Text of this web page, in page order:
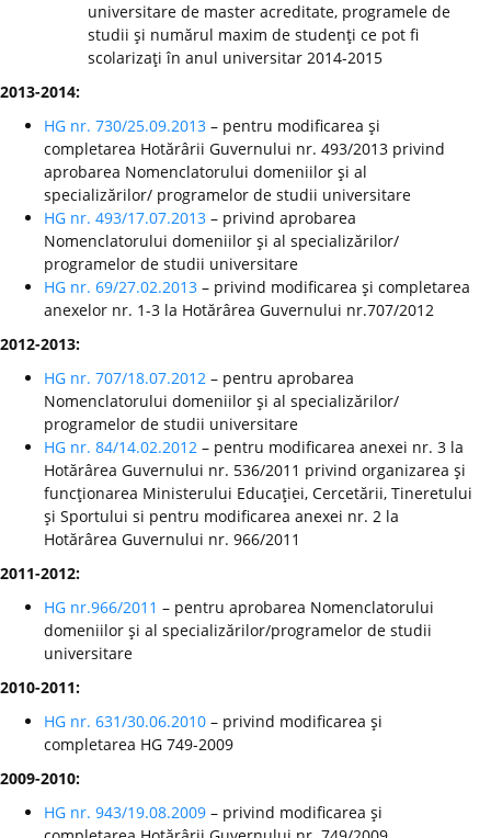
universitare de master acreditate, programele de
studii şi numărul maxim de studenţi ce pot fi
scolarizaţi în anul universitar 2014-2015
2013-2014:
HG nr. 730/25.09.2013 – pentru modificarea şi
completarea Hotărârii Guvernului nr. 493/2013 privind
aprobarea Nomenclatorului domeniilor şi al
specializărilor/ programelor de studii universitare
HG nr. 493/17.07.2013 – privind aprobarea
Nomenclatorului domeniilor şi al specializărilor/
programelor de studii universitare
HG nr. 69/27.02.2013 – privind modificarea şi completarea
anexelor nr. 1-3 la Hotărârea Guvernului nr.707/2012
2012-2013:
HG nr. 707/18.07.2012 – pentru aprobarea
Nomenclatorului domeniilor şi al specializărilor/
programelor de studii universitare
HG nr. 84/14.02.2012 – pentru modificarea anexei nr. 3 la
Hotărârea Guvernului nr. 536/2011 privind organizarea şi
funcţionarea Ministerului Educaţiei, Cercetării, Tineretului
şi Sportului si pentru modificarea anexei nr. 2 la
Hotărârea Guvernului nr. 966/2011
2011-2012:
HG nr.966/2011 – pentru aprobarea Nomenclatorului
domeniilor şi al specializărilor/programelor de studii
universitare
2010-2011:
HG nr. 631/30.06.2010 – privind modificarea şi
completarea HG 749-2009
2009-2010:
HG nr. 943/19.08.2009 – privind modificarea şi